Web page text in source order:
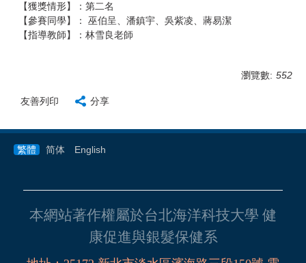
【獲獎情形】：第二名
【參賽同學】： 巫伯呈、潘鎮宇、吳紫凌、蔣易潔
【指導教師】：林雪良老師
瀏覽數: 552
友善列印 分享
繁體 简体 English
本網站著作權屬於台北海洋科技大學 健
康促進與銀髮保健系